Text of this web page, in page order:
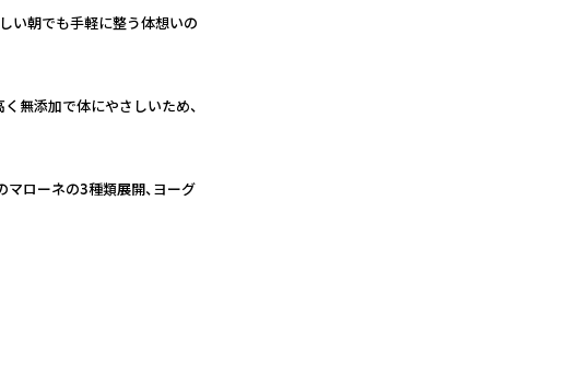
い朝でも手軽に整う体想いの
無添加で体にやさしいため、
マローネの3種類展開、ヨーグ